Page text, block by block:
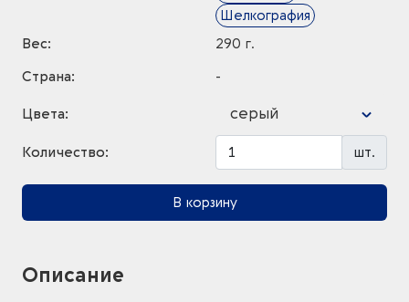
Шелкография
Вес:
290 г.
Страна:
-
Цвета: серый
Количество: шт.
В корзину
Описание